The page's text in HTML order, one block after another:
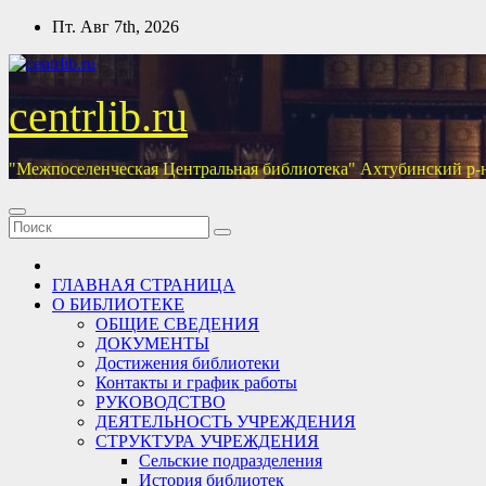
Перейти
содержимому
Пт. Авг 7th, 2026
centrlib.ru
"Межпоселенческая Центральная библиотека" Ахтубинский р-
ГЛАВНАЯ СТРАНИЦА
О БИБЛИОТЕКЕ
ОБЩИЕ СВЕДЕНИЯ
ДОКУМЕНТЫ
Достижения библиотеки
Контакты и график работы
РУКОВОДСТВО
ДЕЯТЕЛЬНОСТЬ УЧРЕЖДЕНИЯ
СТРУКТУРА УЧРЕЖДЕНИЯ
Сельские подразделения
История библиотек